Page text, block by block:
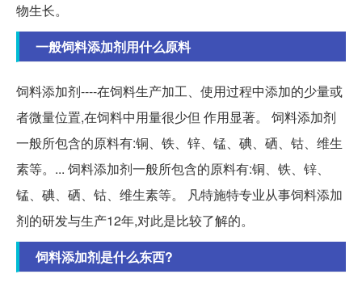
物生长。
一般饲料添加剂用什么原料
饲料添加剂----在饲料生产加工、使用过程中添加的少量或
者微量位置,在饲料中用量很少但 作用显著。 饲料添加剂
一般所包含的原料有:铜、铁、锌、锰、碘、硒、钴、维生
素等。... 饲料添加剂一般所包含的原料有:铜、铁、锌、
锰、碘、硒、钴、维生素等。 凡特施特专业从事饲料添加
剂的研发与生产12年,对此是比较了解的。
饲料添加剂是什么东西?